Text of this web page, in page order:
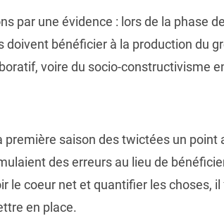
par une évidence : lors de la phase
doivent bénéficier à la production du
voire du socio-constructivisme
première saison des twictées un
des erreurs au lieu de
le coeur net et quantifier les choses,
en place.